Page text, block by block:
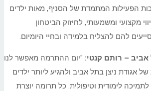
הפעילות המתמדת של הסניף, מאות ילדים
מקצועי ומשמעותי, לחיזוק הביטחון
להם להצליח בלמידה ובחיי היומיום.
– רותם קנטי: "יום ההתרמה מאפשר לנו
אגודת ניצן בתל אביב ולהגיע ליותר ילדים
לימודית וטיפולית. כל תרומה יוצרת